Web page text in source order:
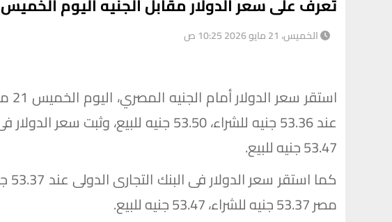
الخميس، 21 مايو 2026 10:25 ص
53.47 جنيه للبيع.
مصر 53.37 جنيه للشراء، 53.47 جنيه للبيع.